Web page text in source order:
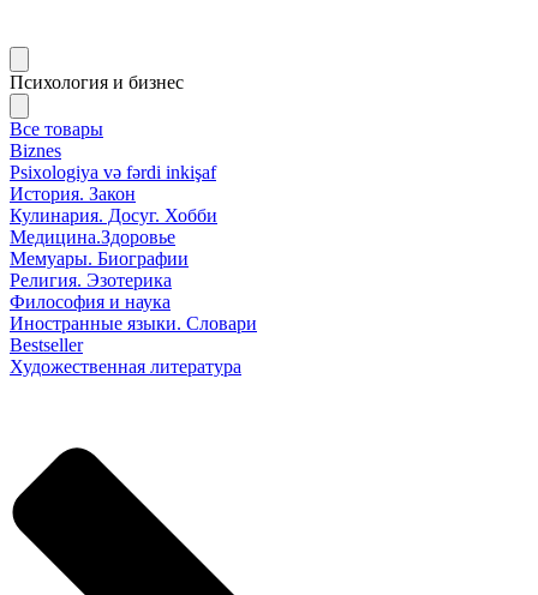
Психология и бизнес
Все товары
Biznes
Psixologiya və fərdi inkişaf
История. Закон
Кулинария. Досуг. Хобби
Медицина.Здоровье
Мемуары. Биографии
Религия. Эзотерика
Философия и наука
Иностранные языки. Словари
Bestseller
Художественная литература